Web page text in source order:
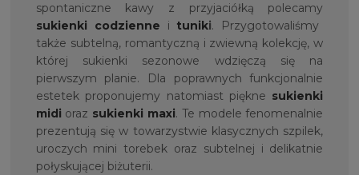
spontaniczne kawy z przyjaciółką polecamy
sukienki codzienne i tuniki. Przygotowaliśmy
także subtelną, romantyczną i zwiewną kolekcję, w
której sukienki sezonowe wdzięczą się na
pierwszym planie. Dla poprawnych funkcjonalnie
estetek proponujemy natomiast piękne sukienki
midi oraz sukienki maxi. Te modele fenomenalnie
prezentują się w towarzystwie klasycznych szpilek,
uroczych mini torebek oraz subtelnej i delikatnie
połyskującej biżuterii.